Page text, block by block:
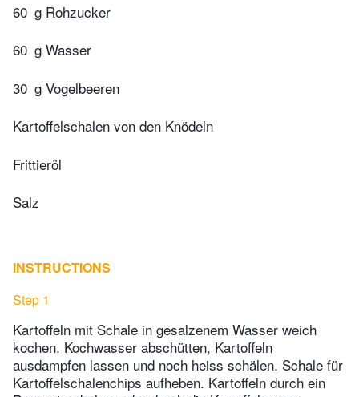
60 g Rohzucker
60 g Wasser
30 g Vogelbeeren
Kartoffelschalen von den Knödeln
Frittieröl
Salz
INSTRUCTIONS
Step 1
Kartoffeln mit Schale in gesalzenem Wasser weich
kochen. Kochwasser abschütten, Kartoffeln
ausdampfen lassen und noch heiss schälen. Schale für
Kartoffelschalenchips aufheben. Kartoffeln durch ein